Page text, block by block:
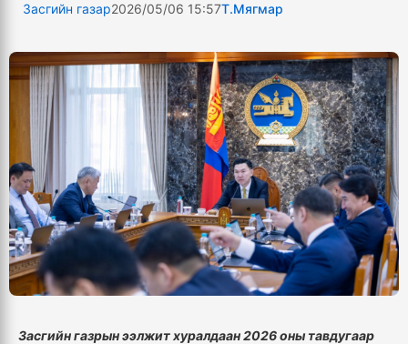
Засгийн газар2026/05/06 15:57Т.Мягмар
Засгийн газрын ээлжит хуралдаан 2026 оны тавдугаар